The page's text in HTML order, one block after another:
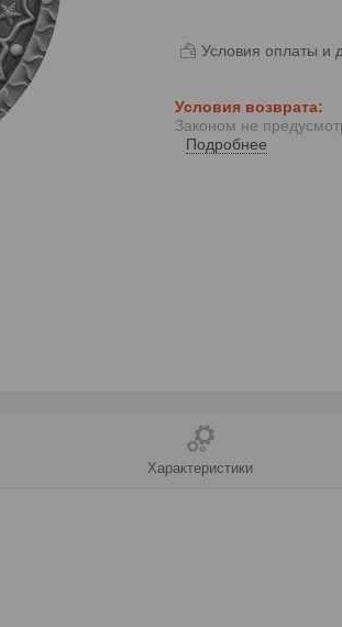
Условия оплаты и
Законом не
Подробнее
Характеристики